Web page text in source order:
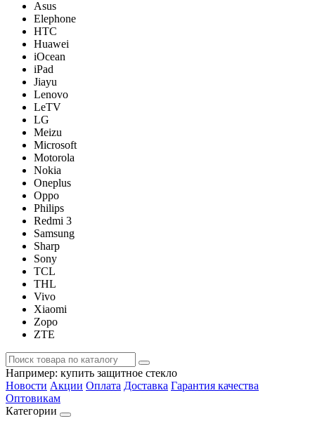
Asus
Elephone
HTC
Huawei
iOcean
iPad
Jiayu
Lenovo
LeTV
LG
Meizu
Microsoft
Motorola
Nokia
Oneplus
Oppo
Philips
Redmi 3
Samsung
Sharp
Sony
TCL
THL
Vivo
Xiaomi
Zopo
ZTE
Например: купить защитное стекло
Новости Акции Оплата Доставка Гарантия качества
Оптовикам
Категории